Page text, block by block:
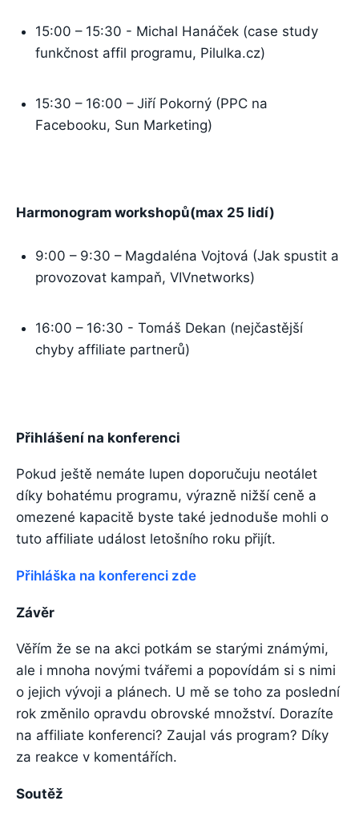
15:00 – 15:30 - Michal Hanáček (case study
funkčnost affil programu, Pilulka.cz)
15:30 – 16:00 – Jiří Pokorný (PPC na
Facebooku, Sun Marketing)
Harmonogram workshopů(max 25 lidí)
9:00 – 9:30 – Magdaléna Vojtová (Jak spustit a
provozovat kampaň, VIVnetworks)
16:00 – 16:30 - Tomáš Dekan (nejčastější
chyby affiliate partnerů)
Přihlášení na konferenci
Pokud ještě nemáte lupen doporučuju neotálet
díky bohatému programu, výrazně nižší ceně a
omezené kapacitě byste také jednoduše mohli o
tuto affiliate událost letošního roku přijít.
Přihláška na konferenci zde
Závěr
Věřím že se na akci potkám se starými známými,
ale i mnoha novými tvářemi a popovídám si s nimi
o jejich vývoji a plánech. U mě se toho za poslední
rok změnilo opravdu obrovské množství. Dorazíte
na affiliate konferenci? Zaujal vás program? Díky
za reakce v komentářích.
Soutěž